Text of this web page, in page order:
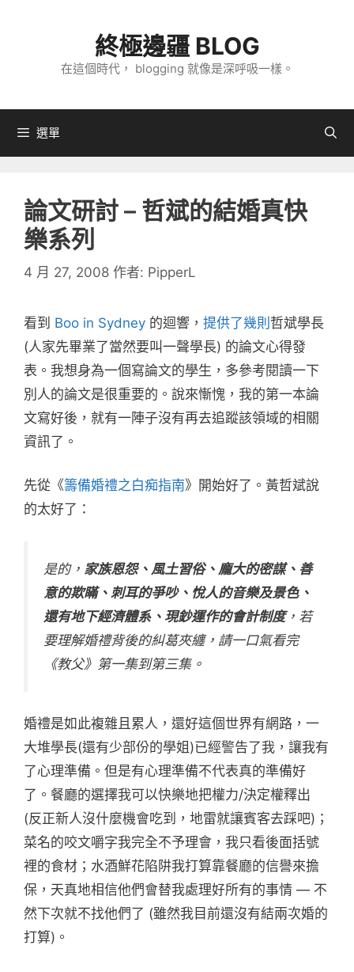
內
終極邊疆 BLOG
在這個時代， blogging 就像是深呼吸一樣。
選單
論文研討 – 哲斌的結婚真快
樂系列
4 月 27, 2008 作者: PipperL
看到 Boo in Sydney 的迴響， 提供了幾則 哲斌學長
(人家先畢業了當然要叫一聲學長) 的論文心得發
表。我想身為一個寫論文的學生，多參考閱讀一下
別人的論文是很重要的。說來慚愧，我的第一本論
文寫好後，就有一陣子沒有再去追蹤該領域的相關
資訊了。
先從《籌備婚禮之白痴指南》開始好了。黃哲斌說
的太好了：
是的， 家族恩怨、風土習俗、龐大的密謀、善
意的欺瞞、刺耳的爭吵、悅人的音樂及景色、
還有地下經濟體系、現鈔運作的會計制度，若
要理解婚禮背後的糾葛夾纏，請一口氣看完
《教父》第一集到第三集。
婚禮是如此複雜且累人，還好這個世界有網路，一
大堆學長(還有少部份的學姐)已經警告了我，讓我有
了心理準備。但是有心理準備不代表真的準備好
了。餐廳的選擇我可以快樂地把權力/決定權釋出
(反正新人沒什麼機會吃到，地雷就讓賓客去踩吧)；
菜名的咬文嚼字我完全不予理會，我只看後面括號
裡的食材；水酒鮮花陷阱我打算靠餐廳的信譽來擔
保，天真地相信他們會替我處理好所有的事情 — 不
然下次就不找他們了 (雖然我目前還沒有結兩次婚的
打算)。